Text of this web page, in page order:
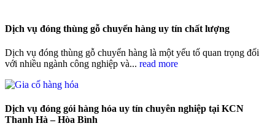
Dịch vụ đóng thùng gỗ chuyển hàng uy tín chất lượng
Dịch vụ đóng thùng gỗ chuyển hàng là một yếu tố quan trọng đối
với nhiều ngành công nghiệp và... read more
Dịch vụ đóng gói hàng hóa uy tín chuyên nghiệp tại KCN
Thanh Hà – Hòa Bình